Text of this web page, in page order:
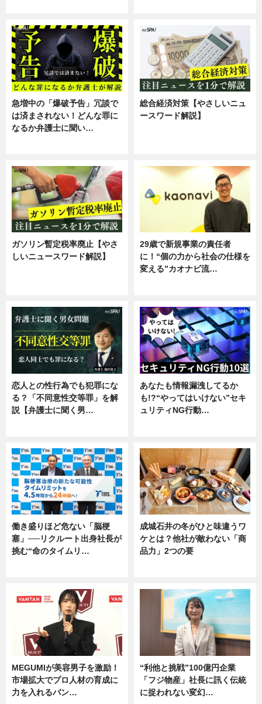
急増中の「爆破予告」冗談で
は済まされない！どんな罪に
なるか弁護士に聞い…
総合経済対策【やさしいニュ
ースワード解説】
ガソリン暫定税率廃止【やさ
しいニュースワード解説】
29歳で新規事業の責任者
に！“個の力から社会の仕様を
変える”カオナビ流…
恋人との性行為でも犯罪にな
る？「不同意性交等罪」を解
説【弁護士に聞く男…
あなたも情報漏洩してるか
も!?“やってはいけない”セキ
ュリティNG行動…
働き盛りほど危ない「脳梗
塞」──リクルート出身社長が
挑む“命のタイムリ…
成城石井の冬がひと味違うワ
ケとは？他社が敵わない「商
品力」2つの要
MEGUMIが美容男子を激励！
市場拡大でプロ人材の育成に
力を入れるバン…
“利他と挑戦”100億円企業
「フジ物産」社長に訊く伝統
に捉われない変幻…